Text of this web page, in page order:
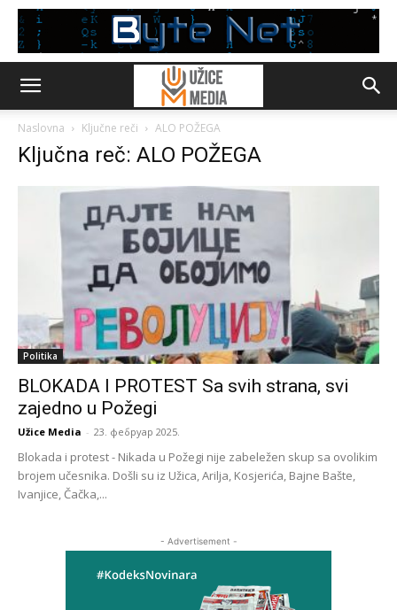
Naslovna Ključne reči ALO POŽEGA
Ključna reč: ALO POŽEGA
Politika
BLOKADA I PROTEST Sa svih strana, svi
zajedno u Požegi
Užice Media - 23. фебруар 2025.
Blokada i protest - Nikada u Požegi nije zabeležen skup sa ovolikim
brojem učesnika. Došli su iz Užica, Arilja, Kosjerića, Bajne Bašte,
Ivanjice, Čačka,...
- Advertisement -